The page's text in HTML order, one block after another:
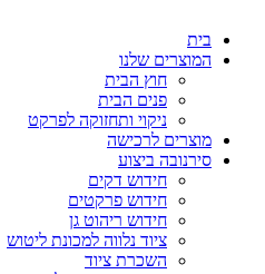
בית
המוצרים שלנו
חוץ הבית
פנים הבית
ניקוי ותחזוקה לפרקט
מוצרים לרכישה
סירנובה ביצוע
חידוש דקים
חידוש פרקטים
חידוש ריהוט גן
ציוד נלווה למכונת ליטוש
השכרת ציוד